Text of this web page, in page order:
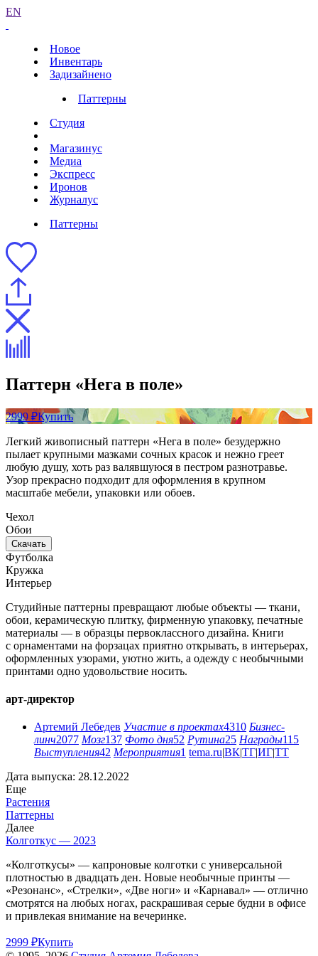
EN
Новое
Инвентарь
Задизайнено
Паттерны
Студия
Магазинус
Медиа
Экспресс
Иронов
Журналус
Паттерны
Паттерн «Нега в поле»
2999 ₽Купить
Легкий живописный паттерн «Нега в поле» безудержно
пылает крупными мазками сочных красок и нежно греет
любую душу, хоть раз валявшуюся в пестром разнотравье.
Узор прекрасно подходит для оформления в крупном
масштабе мебели, упаковки или обоев.
Чехол
Обои
Скачать
Футболка
Кружка
Интерьер
Студийные паттерны превращают любые объекты — ткани,
обои, керамическую плитку, фирменную упаковку, печатные
материалы — в образцы первоклассного дизайна. Книги
с орнаментами на форзацах приятно открывать, в интерьерах,
оформленных узорами, уютно жить, а одежду с необычными
принтами одно удовольствие носить.
арт-директор
Артемий Лебедев Участие в проектах4310 Бизнес-
линч2077 Мозг137 Фото дня52 Рутина25 Награды115
Выступления42 Мероприятия1 tema.ru|ВК|ТГ|ИГ|ТТ
Дата выпуска: 28.12.2022
Еще
Растения
Паттерны
Далее
Колготкус — 2023
«Колготкусы» — капроновые колготки с универсальной
плотностью в двадцать ден. Новые необычные принты —
«Резонанс», «Стрелки», «Две ноги» и «Карнавал» — отлично
смотрятся на любых ногах, раскрашивая серые будни в офисе
и привлекая внимание на вечеринке.
2999 ₽Купить